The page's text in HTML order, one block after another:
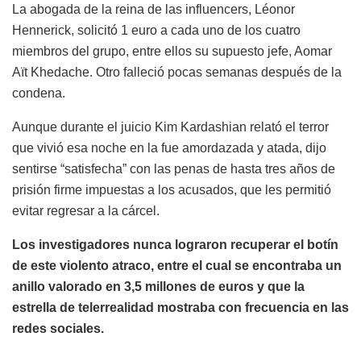
La abogada de la reina de las influencers, Léonor
Hennerick, solicitó 1 euro a cada uno de los cuatro
miembros del grupo, entre ellos su supuesto jefe, Aomar
Aït Khedache. Otro falleció pocas semanas después de la
condena.
Aunque durante el juicio Kim Kardashian relató el terror
que vivió esa noche en la fue amordazada y atada, dijo
sentirse “satisfecha” con las penas de hasta tres años de
prisión firme impuestas a los acusados, que les permitió
evitar regresar a la cárcel.
Los investigadores nunca lograron recuperar el botín
de este violento atraco, entre el cual se encontraba un
anillo valorado en 3,5 millones de euros y que la
estrella de telerrealidad mostraba con frecuencia en las
redes sociales.